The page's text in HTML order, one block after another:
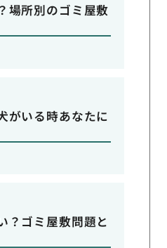
場所別のゴミ屋敷
がいる時あなたに
？ゴミ屋敷問題と